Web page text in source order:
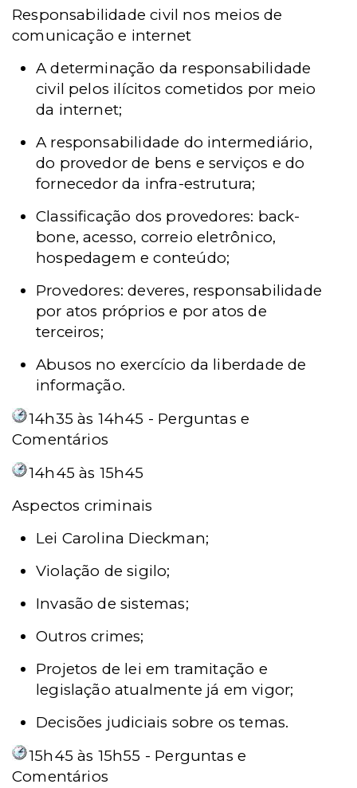
Responsabilidade civil nos meios de
comunicação e internet
A determinação da responsabilidade
civil pelos ilícitos cometidos por meio
da internet;
A responsabilidade do intermediário,
do provedor de bens e serviços e do
fornecedor da infra-estrutura;
Classificação dos provedores: back-
bone, acesso, correio eletrônico,
hospedagem e conteúdo;
Provedores: deveres, responsabilidade
por atos próprios e por atos de
terceiros;
Abusos no exercício da liberdade de
informação.
14h35 às 14h45 - Perguntas e
Comentários
14h45 às 15h45
Aspectos criminais
Lei Carolina Dieckman;
Violação de sigilo;
Invasão de sistemas;
Outros crimes;
Projetos de lei em tramitação e
legislação atualmente já em vigor;
Decisões judiciais sobre os temas.
15h45 às 15h55 - Perguntas e
Comentários